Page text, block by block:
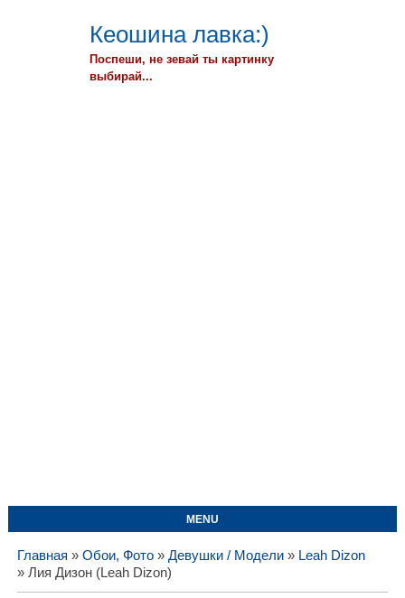
Кеошина лавка:)
Поспеши, не зевай ты картинку
выбирай...
MENU
Главная » Обои, Фото» Девушки / Модели» Leah Dizon
» Лия Дизон (Leah Dizon)